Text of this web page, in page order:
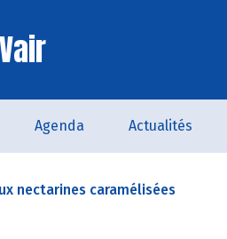
Agenda Actualités
nectarines caramélisées